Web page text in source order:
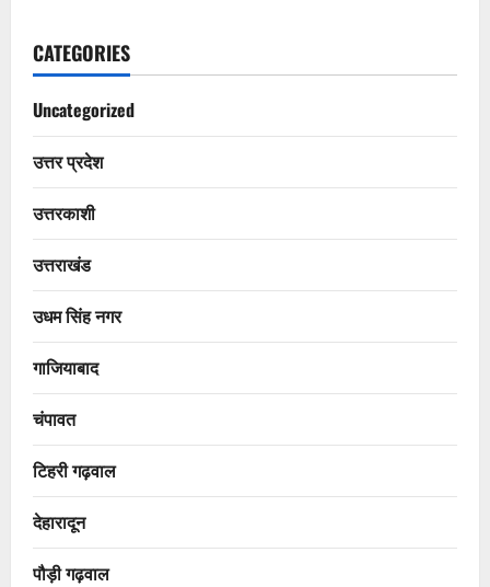
CATEGORIES
Uncategorized
उत्तर प्रदेश
उत्तरकाशी
उत्तराखंड
उधम सिंह नगर
गाजियाबाद
चंपावत
टिहरी गढ़वाल
देहारादून
पौड़ी गढ़वाल